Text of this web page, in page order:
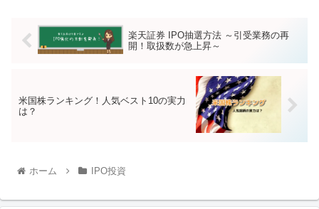
楽天証券 IPO抽選方法 ～引受業務の再
開！取扱数が急上昇～
米国株ランキング！人気ベスト10の実力
は？
ホーム IPO投資